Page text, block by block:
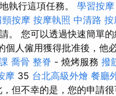
執行這項任務。 學習按摩
頸按摩 按摩執照 中清路 按
。 您可以透過快速簡單
個人僱用獲得批准後，他
喬骨 整脊 - 燒烤服務 撥
摩 35 台北高級外燴 餐廳
但不幸的是，您的申請